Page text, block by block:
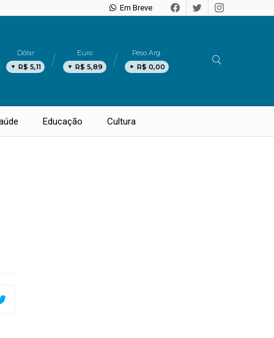
Em Breve
Dólar
R$ 5,11
Euro
R$ 5,89
Peso Arg.
R$ 0,00
Educação Cultura